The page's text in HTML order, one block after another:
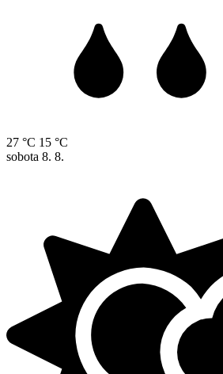
27 °C 15 °C
sobota 8. 8.